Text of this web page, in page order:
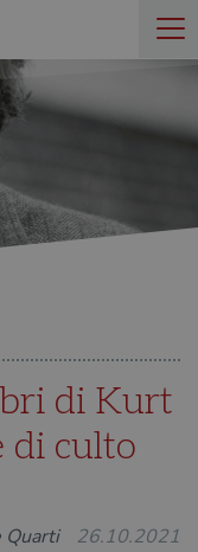
di Kurt
di culto
Quarti 26.10.2021